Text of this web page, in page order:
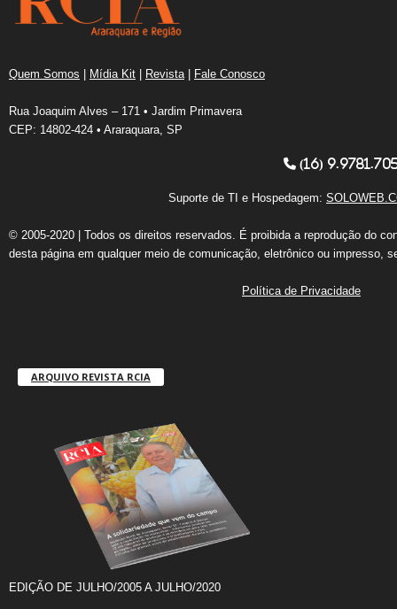
Quem Somos | Mídia Kit | Revista | Fale Conosco
Rua Joaquim Alves – 171 • Jardim Primavera
CEP: 14802-424 • Araraquara, SP
(16)
Suporte de TI e Hospedagem:
© 2005-2020 | Todos os direitos reservados. É proibida a reprodução do
desta página em qualquer meio de comunicação, eletrônico ou impresso,
Política de Privacidade
ARQUIVO REVISTA RCIA
EDIÇÃO DE JULHO/2005 A JULHO/2020